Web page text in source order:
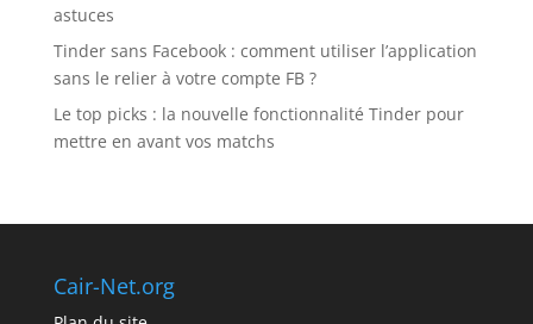
astuces
Tinder sans Facebook : comment utiliser l’application
sans le relier à votre compte FB ?
Le top picks : la nouvelle fonctionnalité Tinder pour
mettre en avant vos matchs
Cair-Net.org